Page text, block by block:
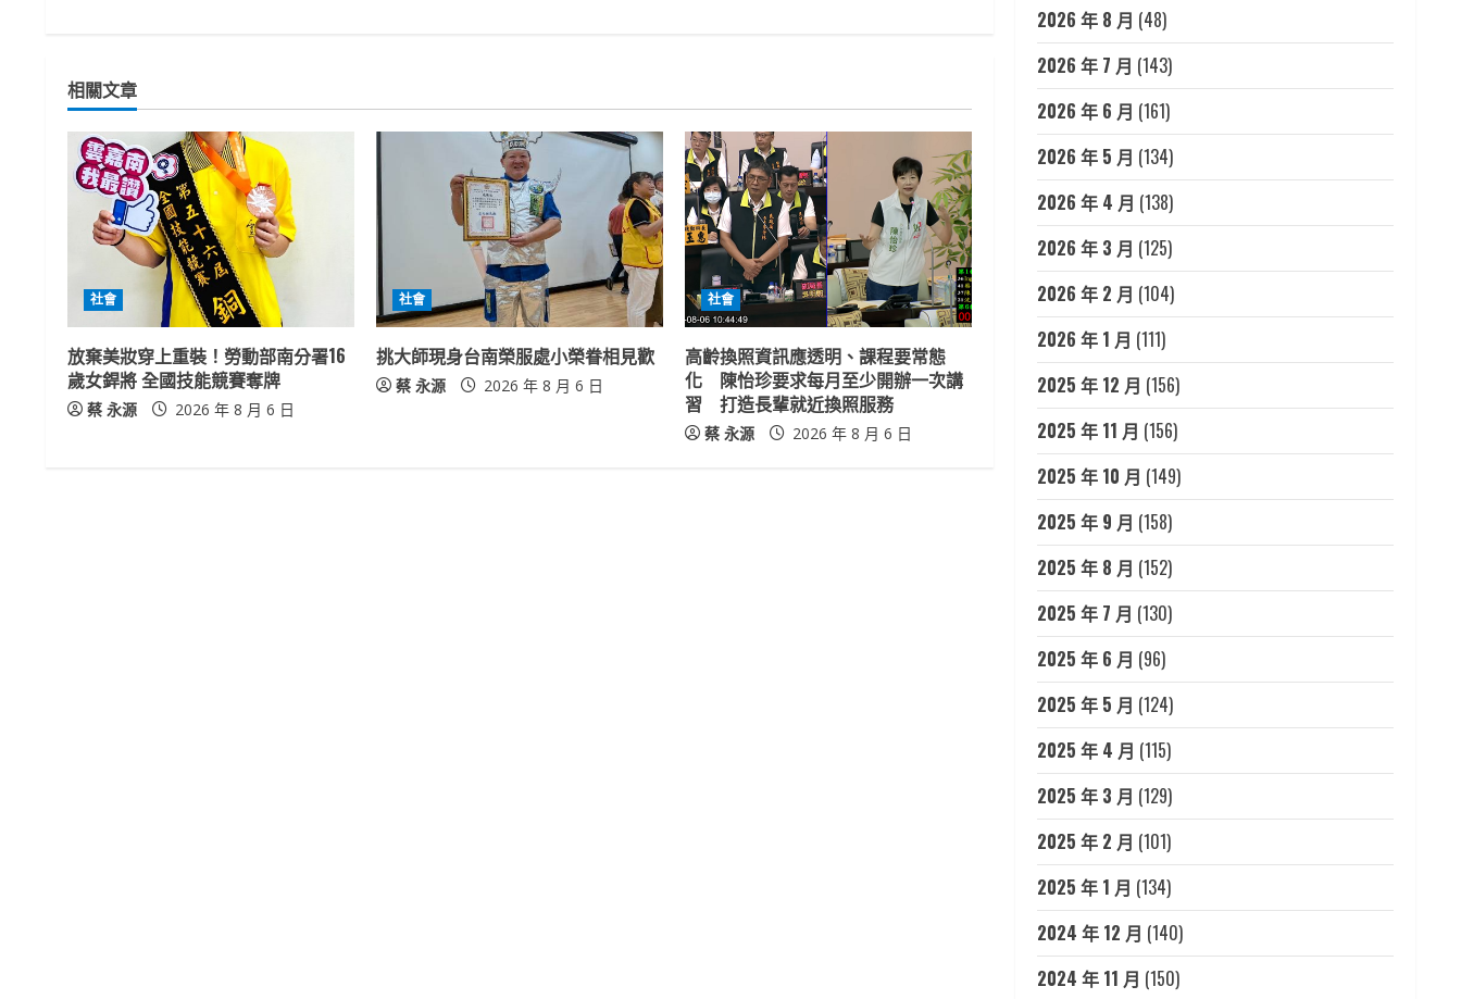
i
n
u
R
e
a
d
相關文章
社會
放棄美妝穿上重裝！勞動部南分署16
歲女銲將 全國技能競賽奪牌
蔡 永源 2026 年 8 月 6 日
社會
挑大師現身台南榮服處小榮眷相見歡
蔡 永源 2026 年 8 月 6 日
社會
高齡換照資訊應透明、課程要常態
化 陳怡珍要求每月至少開辦一次講
習 打造長輩就近換照服務
蔡 永源 2026 年 8 月 6 日
2026 年 8 月 (48)
2026 年 7 月 (143)
2026 年 6 月 (161)
2026 年 5 月 (134)
2026 年 4 月 (138)
2026 年 3 月 (125)
2026 年 2 月 (104)
2026 年 1 月 (111)
2025 年 12 月 (156)
2025 年 11 月 (156)
2025 年 10 月 (149)
2025 年 9 月 (158)
2025 年 8 月 (152)
2025 年 7 月 (130)
2025 年 6 月 (96)
2025 年 5 月 (124)
2025 年 4 月 (115)
2025 年 3 月 (129)
2025 年 2 月 (101)
2025 年 1 月 (134)
2024 年 12 月 (140)
2024 年 11 月 (150)